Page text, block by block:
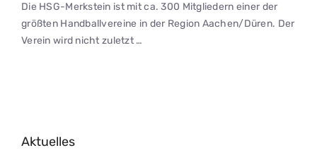
Die HSG-Merkstein ist mit ca. 300 Mitgliedern einer der
größten Handballvereine in der Region Aachen/Düren. Der
Verein wird nicht zuletzt …
Aktuelles